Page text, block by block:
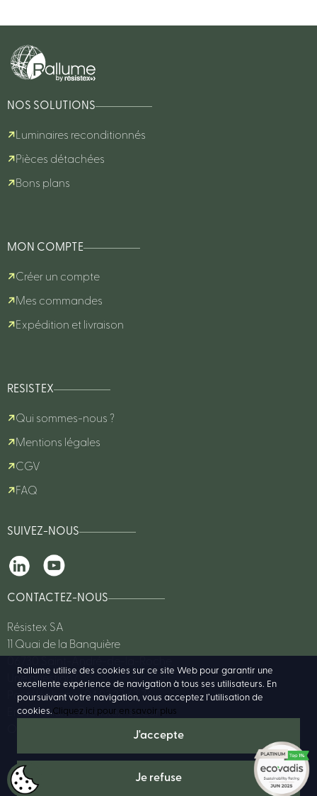
Rallume utilise des cookies sur ce site Web pour garantir une
excellente expérience de navigation à tous ses utilisateurs. En
poursuivant votre navigation, vous acceptez l’utilisation de
cookies.Cliquez ici pour en savoir plus
NOS SOLUTIONS
Luminaires reconditionnés
Pièces détachées
Bons plans
MON COMPTE
Créer un compte
Mes commandes
Expédition et livraison
RESISTEX
Qui sommes-nous ?
Mentions légales
CGV
FAQ
SUIVEZ-NOUS
CONTACTEZ-NOUS
Résistex SA
11 Quai de la Banquière
Une question?
Par téléphone : 04 93 27 62 76
Email :rallume@resistex-sa.com
© 2025 Résistex - www.resistex-sa.com - Design: www.studiokastle.com